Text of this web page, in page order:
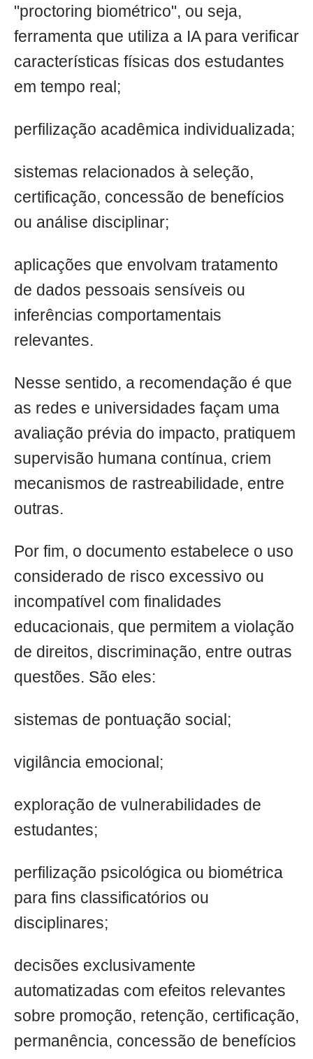
"proctoring biométrico", ou seja,
ferramenta que utiliza a IA para verificar
características físicas dos estudantes
em tempo real;
perfilização acadêmica individualizada;
sistemas relacionados à seleção,
certificação, concessão de benefícios
ou análise disciplinar;
aplicações que envolvam tratamento
de dados pessoais sensíveis ou
inferências comportamentais
relevantes.
Nesse sentido, a recomendação é que
as redes e universidades façam uma
avaliação prévia do impacto, pratiquem
supervisão humana contínua, criem
mecanismos de rastreabilidade, entre
outras.
Por fim, o documento estabelece o uso
considerado de risco excessivo ou
incompatível com finalidades
educacionais, que permitem a violação
de direitos, discriminação, entre outras
questões. São eles:
sistemas de pontuação social;
vigilância emocional;
exploração de vulnerabilidades de
estudantes;
perfilização psicológica ou biométrica
para fins classificatórios ou
disciplinares;
decisões exclusivamente
automatizadas com efeitos relevantes
sobre promoção, retenção, certificação,
permanência, concessão de benefícios